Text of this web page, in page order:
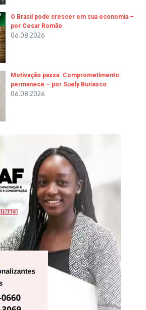
O Brasil pode crescer em sua economia –
por Cesar Romão
06.08.2026
Motivação passa. Comprometimento
permanece – por Suely Buriasco
06.08.2026